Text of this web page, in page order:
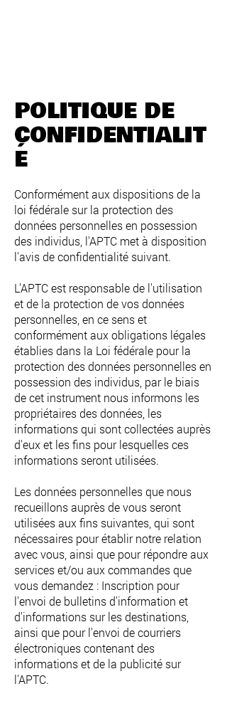
POLITIQUE DE
CONFIDENTIALIT
É
Conformément aux dispositions de la
loi fédérale sur la protection des
données personnelles en possession
des individus, l'APTC met à disposition
l'avis de confidentialité suivant.
L'APTC est responsable de l'utilisation
et de la protection de vos données
personnelles, en ce sens et
conformément aux obligations légales
établies dans la Loi fédérale pour la
protection des données personnelles en
possession des individus, par le biais
de cet instrument nous informons les
propriétaires des données, les
informations qui sont collectées auprès
d'eux et les fins pour lesquelles ces
informations seront utilisées.
Les données personnelles que nous
recueillons auprès de vous seront
utilisées aux fins suivantes, qui sont
nécessaires pour établir notre relation
avec vous, ainsi que pour répondre aux
services et/ou aux commandes que
vous demandez : Inscription pour
l'envoi de bulletins d'information et
d'informations sur les destinations,
ainsi que pour l'envoi de courriers
électroniques contenant des
informations et de la publicité sur
l'APTC.